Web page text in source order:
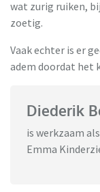
wat zurig ruiken,
zoetig.
Vaak echter is er
adem doordat het
Diederik
is werkzaam
Emma